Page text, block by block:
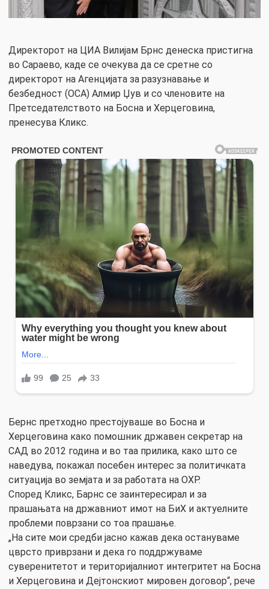
Директорот на ЦИА Вилијам Брнс денеска пристигна
во Сараево, каде се очекува да се сретне со
директорот на Агенцијата за разузнавање и
безбедност (ОСА) Алмир Џув и со членовите на
Претседателството на Босна и Херцеговина,
пренесува Кликс.
Бернс претходно престојуваше во Босна и
Херцеговина како помошник државен секретар на
САД во 2012 година и во таа прилика, како што се
наведува, покажал посебен интерес за политичката
ситуација во земјата и за работата на ОХР.
Според Кликс, Барнс се заинтересирал и за
прашањата на државниот имот на БиХ и актуелните
проблеми поврзани со тоа прашање.
„На сите мои средби јасно кажав дека остануваме
цврсто приврзани и дека го поддржуваме
суверенитетот и територијалниот интегритет на Босна
и Херцеговина и Дејтонскиот мировен договор“, рече